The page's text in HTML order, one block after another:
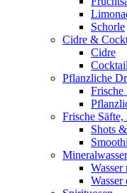
Schorle
Cidre &
Cidre
Pflanzliche
Frische
Frische
Shots
Mineralwasser
Wasser